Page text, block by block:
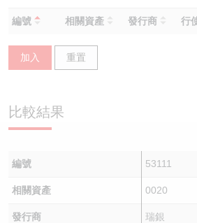
編號 相關資產 發行商 行
加入 重置
比較結果
編號 53111
相關資產 0020
發行商 瑞銀
認股證速算機
引伸波幅比較圖
認股證文件及公告
認股證文件及公告 (瑞信)
已收回牛熊證剩餘價值
即將到期牛熊證
牛熊證分析儀
牛熊證速算機
三十大平均引伸波幅
相關資產沽空
業績及經濟日曆
AH 股價對照
即市板塊表現
認股證牛熊證常問問題